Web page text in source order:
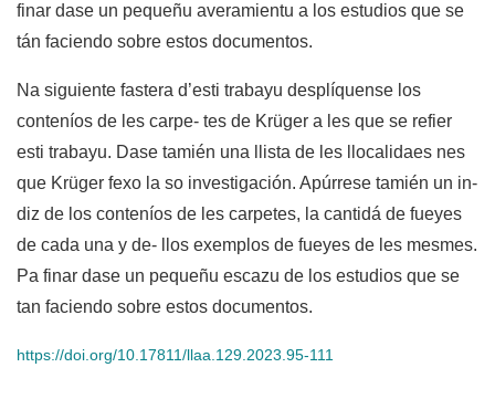
finar dase un pequeñu averamientu a los estudios que se
tán faciendo sobre estos documentos.
Na siguiente fastera d’esti trabayu desplíquense los
conteníos de les carpe- tes de Krüger a les que se refier
esti trabayu. Dase tamién una llista de les llocalidaes nes
que Krüger fexo la so investigación. Apúrrese tamién un in-
diz de los conteníos de les carpetes, la cantidá de fueyes
de cada una y de- llos exemplos de fueyes de les mesmes.
Pa finar dase un pequeñu escazu de los estudios que se
tan faciendo sobre estos documentos.
https://doi.org/10.17811/llaa.129.2023.95-111